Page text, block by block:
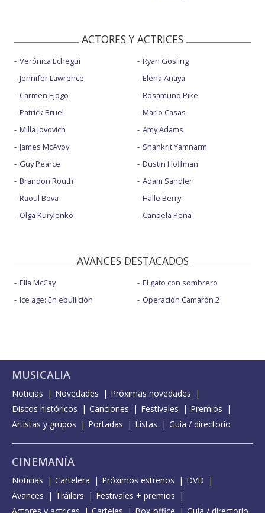
ACTORES Y ACTRICES
Verónica Echegui
Jennifer Lawrence
Carmen Ejogo
Patrick Bruel
Milla Jovovich
James McAvoy
Guy Pearce
Brandon Routh
Raoul Bova
Olga Kurylenko
Ryan Gosling
Elena Anaya
Rosamund Pike
Mario Casas
Amy Adams
Shahkrit Yamnarm
Dustin Hoffman
Adam Sandler
Halle Berry
Candela Peña
AVANCES DESTACADOS
Ella McCay
Ice age: En ebullición
El gato con sombrero
Operación Camarón 2
MUSICALIA
Noticias Novedades
Próximas novedades
Discos históricos
Canciones Festivales
Premios
Artistas y grupos
Portadas Listas Guía / directorio
CINEMANÍA
Noticias Cartelera Próximos estrenos
DVD
Avances
Tráilers
Festivales + premios